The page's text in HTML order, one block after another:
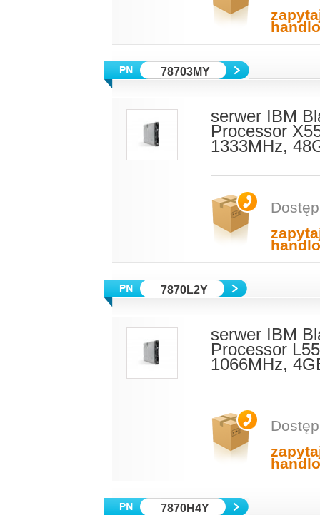
78703MY
serwer IBM
Processor
1333MHz,
7870L2Y
serwer IBM
Processor
1066MHz,
7870H4Y